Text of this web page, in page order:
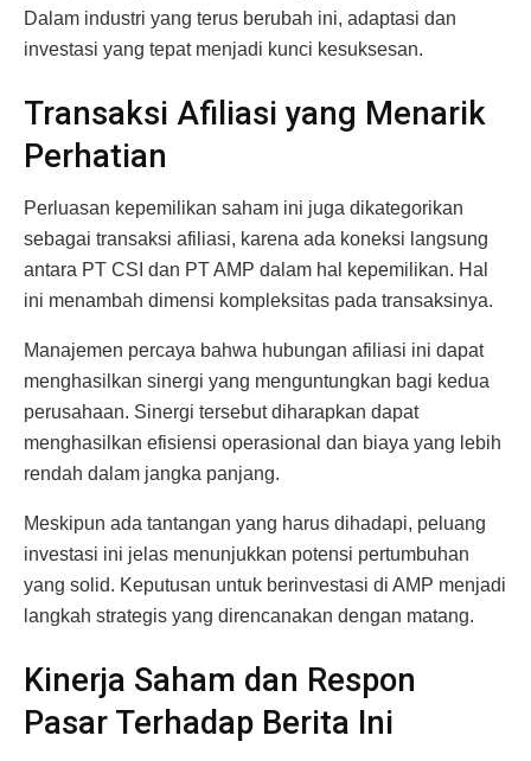
Dalam industri yang terus berubah ini, adaptasi dan
investasi yang tepat menjadi kunci kesuksesan.
Transaksi Afiliasi yang Menarik
Perhatian
Perluasan kepemilikan saham ini juga dikategorikan
sebagai transaksi afiliasi, karena ada koneksi langsung
antara PT CSI dan PT AMP dalam hal kepemilikan. Hal
ini menambah dimensi kompleksitas pada transaksinya.
Manajemen percaya bahwa hubungan afiliasi ini dapat
menghasilkan sinergi yang menguntungkan bagi kedua
perusahaan. Sinergi tersebut diharapkan dapat
menghasilkan efisiensi operasional dan biaya yang lebih
rendah dalam jangka panjang.
Meskipun ada tantangan yang harus dihadapi, peluang
investasi ini jelas menunjukkan potensi pertumbuhan
yang solid. Keputusan untuk berinvestasi di AMP menjadi
langkah strategis yang direncanakan dengan matang.
Kinerja Saham dan Respon
Pasar Terhadap Berita Ini